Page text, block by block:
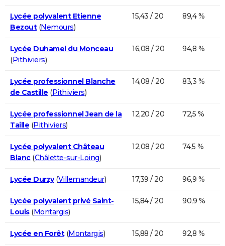
Lycée polyvalent Etienne
Bezout(Nemours)
15,43 / 20 89,4 %
Lycée Duhamel du Monceau
(Pithiviers)
16,08 / 20 94,8 %
Lycée professionnel Blanche
de Castille (Pithiviers)
14,08 / 20 83,3 %
Lycée professionnel Jean de la
Taille (Pithiviers)
12,20 / 20 72,5 %
Lycée polyvalent Château
Blanc(Châlette-sur-Loing)
12,08 / 20 74,5 %
Lycée Durzy(Villemandeur) 17,39 / 20 96,9 %
Lycée polyvalent privé Saint-
Louis(Montargis)
15,84 / 20 90,9 %
Lycée en Forêt(Montargis) 15,88 / 20 92,8 %